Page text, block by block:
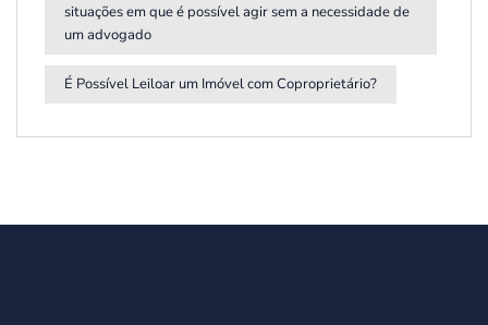
situações em que é possível agir sem a necessidade de
um advogado
É Possível Leiloar um Imóvel com Coproprietário?